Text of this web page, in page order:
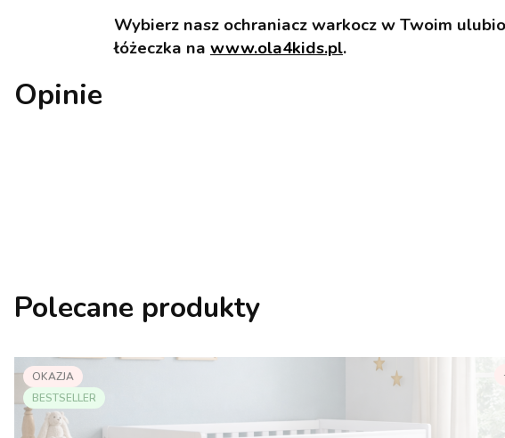
Wybierz nasz ochraniacz warkocz w Twoim
łóżeczka na www.ola4kids.pl.
Opinie
Polecane produkty
OKAZJA
BESTSELLER